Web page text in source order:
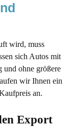
wird, muss
sich Autos mit
und ohne größere
wir Ihnen ein
an.
Export